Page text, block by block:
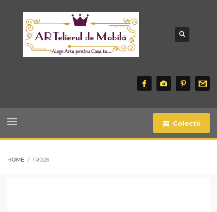
Colectii
HOME FR026